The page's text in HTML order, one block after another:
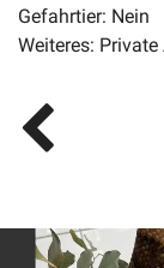
Gefahrtier: Nein
Weiteres: Private